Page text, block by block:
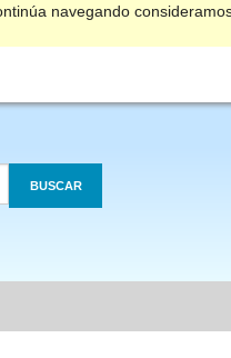
navegando
BUSCAR